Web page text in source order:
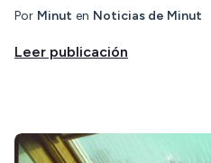
Por Minut en Noticias de Minut
Leer publicación